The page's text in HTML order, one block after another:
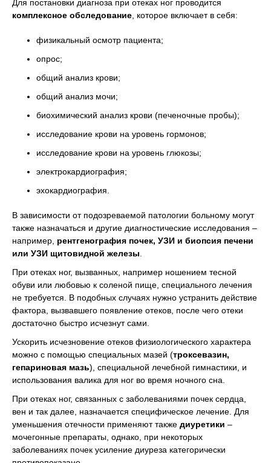
Для постановки диагноза при отеках ног проводится
комплексное обследование , которое включает в себя:
физикальный осмотр пациента;
опрос;
общий анализ крови;
общий анализ мочи;
биохимический анализ крови (печеночные пробы);
исследование крови на уровень гормонов;
исследование крови на уровень глюкозы;
электрокардиография;
эхокардиография.
В зависимости от подозреваемой патологии больному могут
также назначаться и другие диагностические исследования –
например, рентгенография почек, УЗИ и биопсия печени
или УЗИ щитовидной железы
При отеках ног, вызванных, например ношением тесной
обуви или любовью к соленой пище, специального лечения
не требуется. В подобных случаях нужно устранить действие
фактора, вызвавшего появление отеков, после чего отеки
достаточно быстро исчезнут сами.
Ускорить исчезновение отеков физиологического характера
можно с помощью специальных мазей (троксевазин,
гепариновая мазь), специальной лечебной гимнастики, и
использования валика для ног во время ночного сна.
При отеках ног, связанных с заболеваниями почек сердца,
вен и так далее, назначается специфическое лечение. Для
уменьшения отечности применяют также диуретики –
мочегонные препараты, однако, при некоторых
заболеваниях почек усиление диуреза категорически